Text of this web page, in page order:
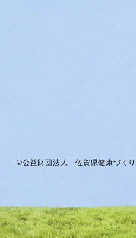
©公益財団法人 佐賀県健康づ